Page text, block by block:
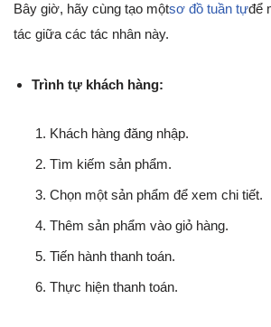
Bây giờ, hãy cùng tạo mộtsơ đồ tuần tựđể
tác giữa các tác nhân này.
Trình tự khách hàng:
Khách hàng đăng nhập.
Tìm kiếm sản phẩm.
Chọn một sản phẩm để xem chi tiết.
Thêm sản phẩm vào giỏ hàng.
Tiến hành thanh toán.
Thực hiện thanh toán.